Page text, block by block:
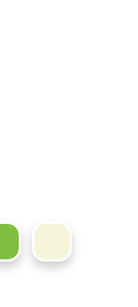
ЗеленийБежевий